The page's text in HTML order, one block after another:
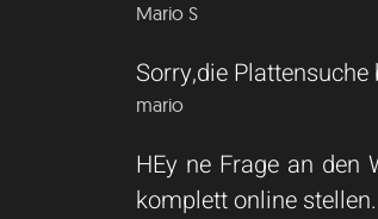
Mario S
Sorry,die
mario
HEy ne Frage an den
komplett online